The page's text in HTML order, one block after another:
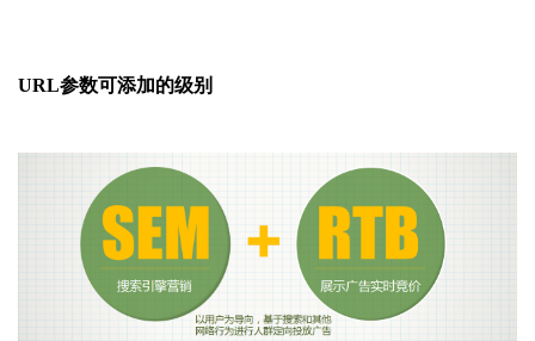
URL参数可添加的级别